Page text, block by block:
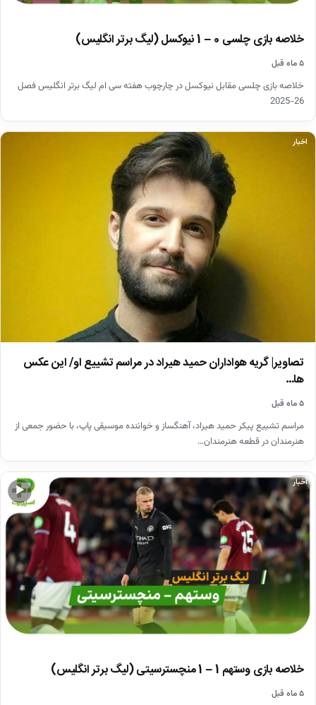
خلاصه بازی چلسی 0 – 1 نیوکسل (لیگ برتر انگلیس)
۵ ماه قبل
خلاصه بازی چلسی مقابل نیوکسل در چارچوب هفته سی ام لیگ برتر انگلیس فصل
26-2025
اخبار
تصاویر| گریه هواداران حمید هیراد در مراسم تشییع او/ این عکس
ها…
۵ ماه قبل
مراسم تشییع پیکر حمید هیراد، آهنگساز و خواننده موسیقی پاپ، با حضور جمعی از
هنرمندان در قطعه هنرمندان…
▶
اخبار
خلاصه بازی وستهم 1 – 1 منچسترسیتی (لیگ برتر انگلیس)
۵ ماه قبل